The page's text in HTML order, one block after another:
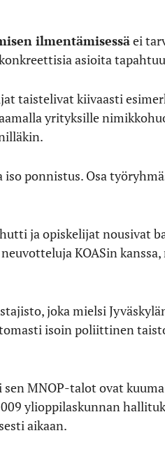
ilmentämisessäei
asioita
taistelivat kiivaasti
yrityksille
iso ponnistus. Osa
ja opiskelijat nousivat
KOASin
joka mielsi
isoin poliittinen
MNOP-talot ovat
ylioppilaskunnan
aikaan.